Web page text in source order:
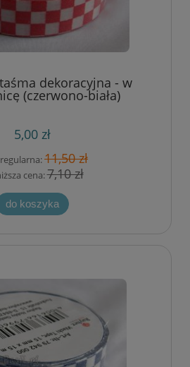
dekoracyjna - w
(czerwono-biała)
5,00 zł
11,50 zł
cena:7,10 zł
do koszyka